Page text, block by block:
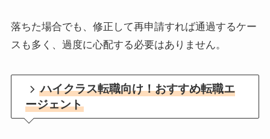
落ちた場合でも、修正して再申請すれば通過するケー
スも多く、過度に心配する必要はありません。
ハイクラス転職向け！おすすめ転職エ
ージェント